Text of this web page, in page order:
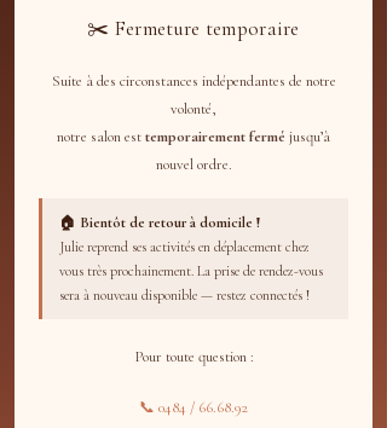
Programmer votre
Consultez nos disponibilités et
réservez la date et l'heure qui vous
conviennent.
✂️ Fermeture temporaire
Suite à des circonstances indépendantes de notre
volonté,
notre salon esttemporairement fermé jusqu’à
nouvel ordre.
🏠 Bientôt de retour à domicile !
Julie reprend ses activités en déplacement chez
vous très prochainement. La prise de rendez-vous
sera à nouveau disponible — restez connectés !
Pour toute question :
📞 0484 / 66.68.92